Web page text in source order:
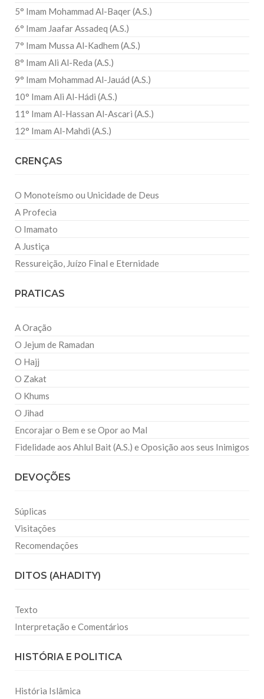
5° Imam Mohammad Al-Baqer (A.S.)
6° Imam Jaafar Assadeq (A.S.)
7° Imam Mussa Al-Kadhem (A.S.)
8° Imam Ali Al-Reda (A.S.)
9° Imam Mohammad Al-Jauád (A.S.)
10° Imam Ali Al-Hádi (A.S.)
11° Imam Al-Hassan Al-Ascari (A.S.)
12° Imam Al-Mahdi (A.S.)
CRENÇAS
O Monoteísmo ou Unicidade de Deus
A Profecia
O Imamato
A Justiça
Ressureição, Juízo Final e Eternidade
PRATICAS
A Oração
O Jejum de Ramadan
O Hajj
O Zakat
O Khums
O Jihad
Encorajar o Bem e se Opor ao Mal
Fidelidade aos Ahlul Bait (A.S.) e Oposição aos seus Inimigos
DEVOÇÕES
Súplicas
Visitações
Recomendações
DITOS (AHADITY)
Texto
Interpretação e Comentários
HISTÓRIA E POLITICA
História Islâmica